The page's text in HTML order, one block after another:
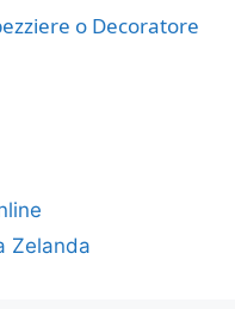
o Decoratore
Zelanda